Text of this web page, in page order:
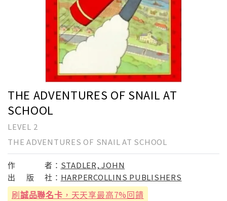
THE ADVENTURES OF SNAIL AT
SCHOOL
LEVEL 2
THE ADVENTURES OF SNAIL AT SCHOOL
作 者： STADLER, JOHN
出
版 社： HARPERCOLLINS PUBLISHERS
刷誠品聯名卡 ，天天享最高7%回饋